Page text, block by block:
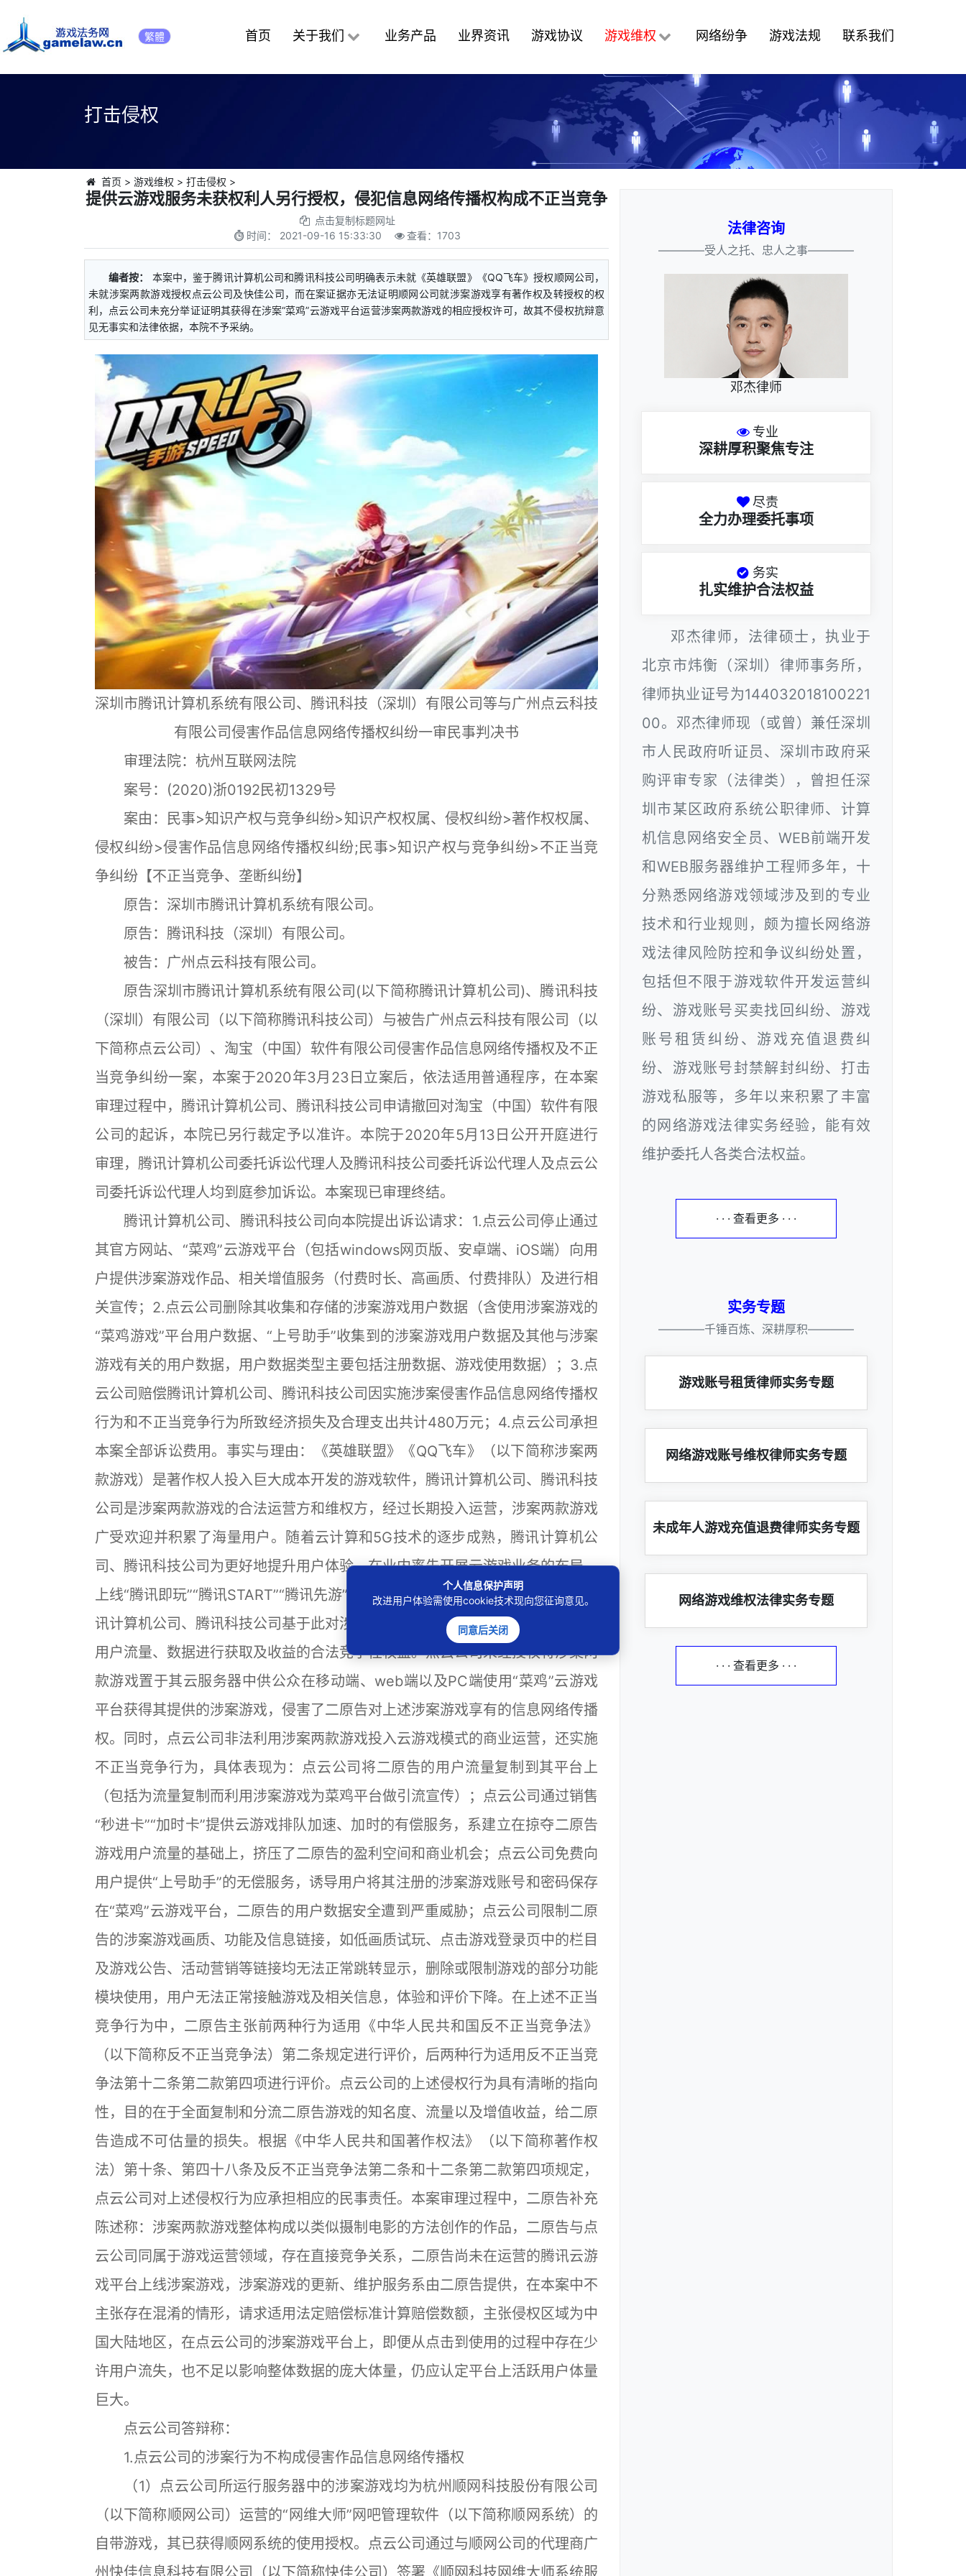
繁體 首页 关于我们 业务产品 业界资讯 游戏协议 游戏维权 网络纷争 游戏法规 联系我们
打击侵权
首页 > 游戏维权 > 打击侵权 >
提供云游戏服务未获权利人另行授权，侵犯信息网络传播权构成不正当竞争
点击复制标题网址
时间： 2021-09-16 15:33:30 查看： 1703
编者按：
本案中，鉴于腾讯计算机公司和腾讯科技公司明确表示未就《英雄联盟》《QQ飞车》授权顺网公司，
未就涉案两款游戏授权点云公司及快佳公司，而在案证据亦无法证明顺网公司就涉案游戏享有著作权及转授权的权
利，点云公司未充分举证证明其获得在涉案“菜鸡”云游戏平台运营涉案两款游戏的相应授权许可，故其不侵权抗辩意
见无事实和法律依据，本院不予采纳。
深圳市腾讯计算机系统有限公司、腾讯科技（深圳）有限公司等与广州点云科技
有限公司侵害作品信息网络传播权纠纷一审民事判决书
审理法院：杭州互联网法院
案号：(2020)浙0192民初1329号
案由：民事>知识产权与竞争纠纷>知识产权权属、侵权纠纷>著作权权属、
侵权纠纷>侵害作品信息网络传播权纠纷;民事>知识产权与竞争纠纷>不正当竞
争纠纷【不正当竞争、垄断纠纷】
原告：深圳市腾讯计算机系统有限公司。
原告：腾讯科技（深圳）有限公司。
被告：广州点云科技有限公司。
原告深圳市腾讯计算机系统有限公司(以下简称腾讯计算机公司)、腾讯科技
（深圳）有限公司（以下简称腾讯科技公司）与被告广州点云科技有限公司（以
下简称点云公司）、淘宝（中国）软件有限公司侵害作品信息网络传播权及不正
当竞争纠纷一案，本案于2020年3月23日立案后，依法适用普通程序，在本案
审理过程中，腾讯计算机公司、腾讯科技公司申请撤回对淘宝（中国）软件有限
公司的起诉，本院已另行裁定予以准许。本院于2020年5月13日公开开庭进行
审理，腾讯计算机公司委托诉讼代理人及腾讯科技公司委托诉讼代理人及点云公
司委托诉讼代理人均到庭参加诉讼。本案现已审理终结。
腾讯计算机公司、腾讯科技公司向本院提出诉讼请求：1.点云公司停止通过
其官方网站、“菜鸡”云游戏平台（包括windows网页版、安卓端、iOS端）向用
户提供涉案游戏作品、相关增值服务（付费时长、高画质、付费排队）及进行相
关宣传；2.点云公司删除其收集和存储的涉案游戏用户数据（含使用涉案游戏的
“菜鸡游戏”平台用户数据、“上号助手”收集到的涉案游戏用户数据及其他与涉案
游戏有关的用户数据，用户数据类型主要包括注册数据、游戏使用数据）；3.点
云公司赔偿腾讯计算机公司、腾讯科技公司因实施涉案侵害作品信息网络传播权
行为和不正当竞争行为所致经济损失及合理支出共计480万元；4.点云公司承担
本案全部诉讼费用。事实与理由：《英雄联盟》《QQ飞车》（以下简称涉案两
款游戏）是著作权人投入巨大成本开发的游戏软件，腾讯计算机公司、腾讯科技
公司是涉案两款游戏的合法运营方和维权方，经过长期投入运营，涉案两款游戏
广受欢迎并积累了海量用户。随着云计算和5G技术的逐步成熟，腾讯计算机公
司、腾讯科技公司为更好地提升用户体验，在业内率先开展云游戏业务的布局，
上线“腾讯即玩”“腾讯START”“腾讯先游”平台，引领业界进入5G云游戏时代，腾
讯计算机公司、腾讯科技公司基于此对涉案两款游戏享有著作权维权及对云游戏
用户流量、数据进行获取及收益的合法竞争性权益。点云公司未经授权将涉案两
款游戏置于其云服务器中供公众在移动端、web端以及PC端使用“菜鸡”云游戏
平台获得其提供的涉案游戏，侵害了二原告对上述涉案游戏享有的信息网络传播
权。同时，点云公司非法利用涉案两款游戏投入云游戏模式的商业运营，还实施
不正当竞争行为，具体表现为：点云公司将二原告的用户流量复制到其平台上
（包括为流量复制而利用涉案游戏为菜鸡平台做引流宣传）；点云公司通过销售
“秒进卡”“加时卡”提供云游戏排队加速、加时的有偿服务，系建立在掠夺二原告
游戏用户流量的基础上，挤压了二原告的盈利空间和商业机会；点云公司免费向
用户提供“上号助手”的无偿服务，诱导用户将其注册的涉案游戏账号和密码保存
在“菜鸡”云游戏平台，二原告的用户数据安全遭到严重威胁；点云公司限制二原
告的涉案游戏画质、功能及信息链接，如低画质试玩、点击游戏登录页中的栏目
及游戏公告、活动营销等链接均无法正常跳转显示，删除或限制游戏的部分功能
模块使用，用户无法正常接触游戏及相关信息，体验和评价下降。在上述不正当
竞争行为中，二原告主张前两种行为适用《中华人民共和国反不正当竞争法》
（以下简称反不正当竞争法）第二条规定进行评价，后两种行为适用反不正当竞
争法第十二条第二款第四项进行评价。点云公司的上述侵权行为具有清晰的指向
性，目的在于全面复制和分流二原告游戏的知名度、流量以及增值收益，给二原
告造成不可估量的损失。根据《中华人民共和国著作权法》（以下简称著作权
法）第十条、第四十八条及反不正当竞争法第二条和十二条第二款第四项规定，
点云公司对上述侵权行为应承担相应的民事责任。本案审理过程中，二原告补充
陈述称：涉案两款游戏整体构成以类似摄制电影的方法创作的作品，二原告与点
云公司同属于游戏运营领域，存在直接竞争关系，二原告尚未在运营的腾讯云游
戏平台上线涉案游戏，涉案游戏的更新、维护服务系由二原告提供，在本案中不
主张存在混淆的情形，请求适用法定赔偿标准计算赔偿数额，主张侵权区域为中
国大陆地区，在点云公司的涉案游戏平台上，即便从点击到使用的过程中存在少
许用户流失，也不足以影响整体数据的庞大体量，仍应认定平台上活跃用户体量
巨大。
点云公司答辩称：
1.点云公司的涉案行为不构成侵害作品信息网络传播权
（1）点云公司所运行服务器中的涉案游戏均为杭州顺网科技股份有限公司
（以下简称顺网公司）运营的“网维大师”网吧管理软件（以下简称顺网系统）的
自带游戏，其已获得顺网系统的使用授权。点云公司通过与顺网公司的代理商广
法律咨询
————受人之托、忠人之事————
邓杰律师
专业
深耕厚积聚焦专注
尽责
全力办理委托事项
务实
扎实维护合法权益
邓杰律师，法律硕士，执业于
北京市炜衡（深圳）律师事务所，
律师执业证号为144032018100221
00。邓杰律师现（或曾）兼任深圳
市人民政府听证员、深圳市政府采
购评审专家（法律类），曾担任深
圳市某区政府系统公职律师、计算
机信息网络安全员、WEB前端开发
和WEB服务器维护工程师多年，十
分熟悉网络游戏领域涉及到的专业
技术和行业规则，颇为擅长网络游
戏法律风险防控和争议纠纷处置，
包括但不限于游戏软件开发运营纠
纷、游戏账号买卖找回纠纷、游戏
账号租赁纠纷、游戏充值退费纠
纷、游戏账号封禁解封纠纷、打击
游戏私服等，多年以来积累了丰富
的网络游戏法律实务经验，能有效
维护委托人各类合法权益。
· · · 查看更多 · · ·
实务专题
————千锤百炼、深耕厚积————
游戏账号租赁律师实务专题
网络游戏账号维权律师实务专题
未成年人游戏充值退费律师实务专题
网络游戏维权法律实务专题
· · · 查看更多 · · ·
个人信息保护声明
改进用户体验需使用cookie技术现向您征询意见。
同意后关闭